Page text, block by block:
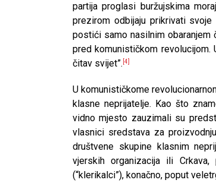
partija proglasi buržujskima
prezirom odbijaju prikrivati
postići samo nasilnim obaranjem
pred komunističkom
čitav svijet”. [4]
U komunističkome
klasne neprijatelje. Kao što
vidno mjesto zauzimali su
vlasnici sredstava za
društvene skupine klasnim
vjerskih organizacija ili
(“klerikalci”), konačno, poput